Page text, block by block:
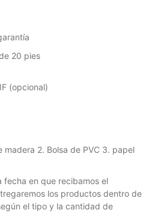
20 pies
(opcional)
madera 2. Bolsa de PVC 3. papel
fecha en que recibamos el
los productos dentro de
el tipo y la cantidad de